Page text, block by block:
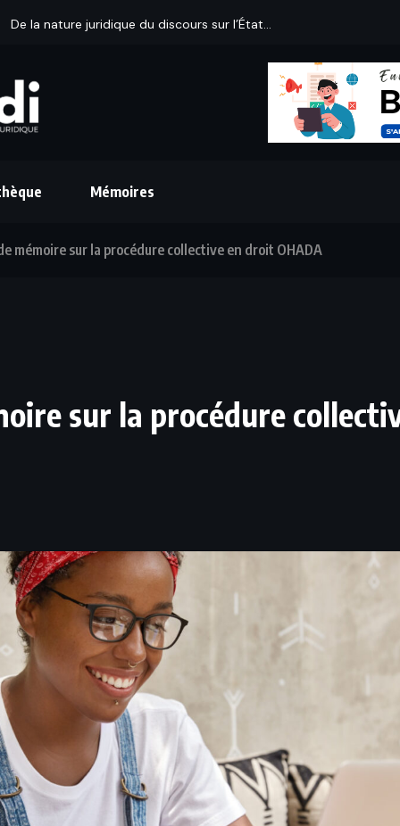
De la nature juridique du discours sur l’État...
Mémoires
mémoire sur la procédure collective en droit OHADA
sur la procédure